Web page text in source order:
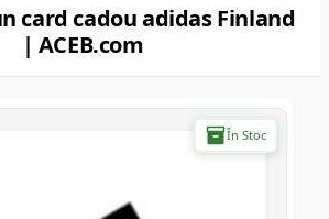
card cadou adidas Finland
| ACEB.com
În Stoc